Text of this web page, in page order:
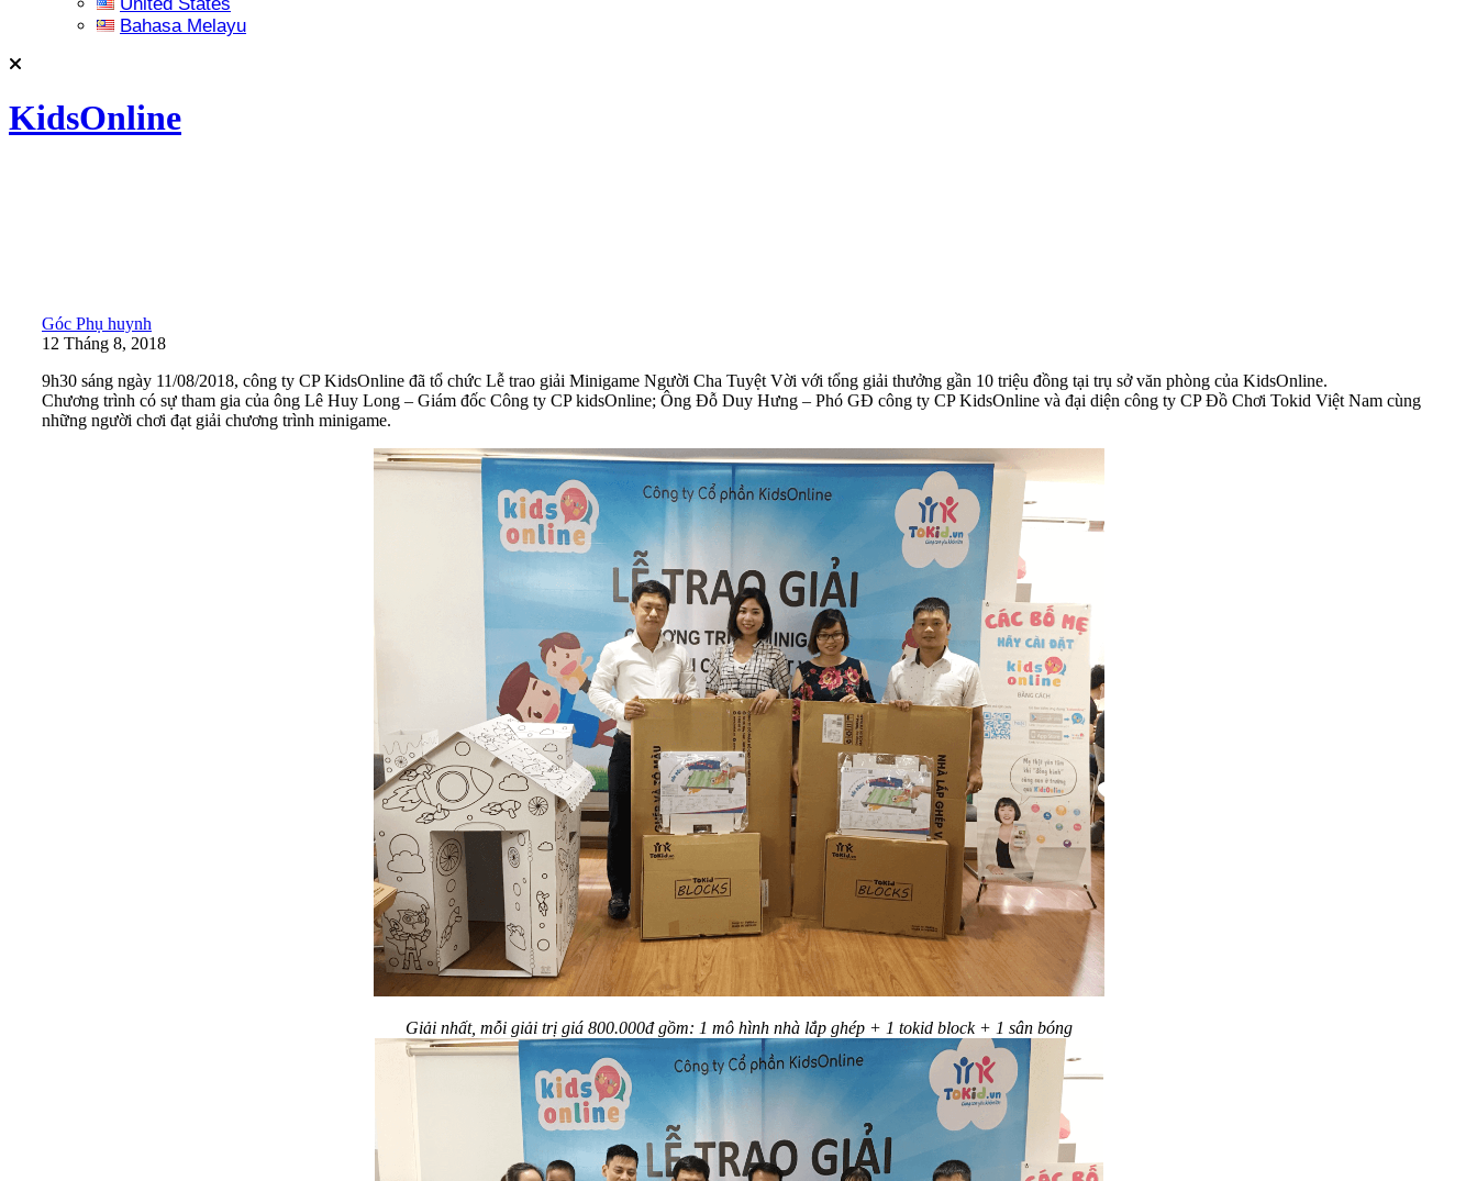
Bahasa Melayu
KidsOnline
Góc Phụ huynh
12 Tháng 8, 2018
9h30 sáng ngày 11/08/2018, công ty CP KidsOnline đã tổ chức Lễ trao giải Minigame Người Cha Tuyệt Vời với tổng giải thưởng gần 10 triệu đồng tại trụ sở văn phòng của KidsOnline.
Chương trình có sự tham gia của ông Lê Huy Long – Giám đốc Công ty CP kidsOnline; Ông Đỗ Duy Hưng – Phó GĐ công ty CP KidsOnline và đại diện công ty CP Đồ Chơi Tokid Việt Nam cùng
những người chơi đạt giải chương trình minigame.
Giải nhất, mỗi giải trị giá 800.000đ gồm: 1 mô hình nhà lắp ghép + 1 tokid block + 1 sân bóng